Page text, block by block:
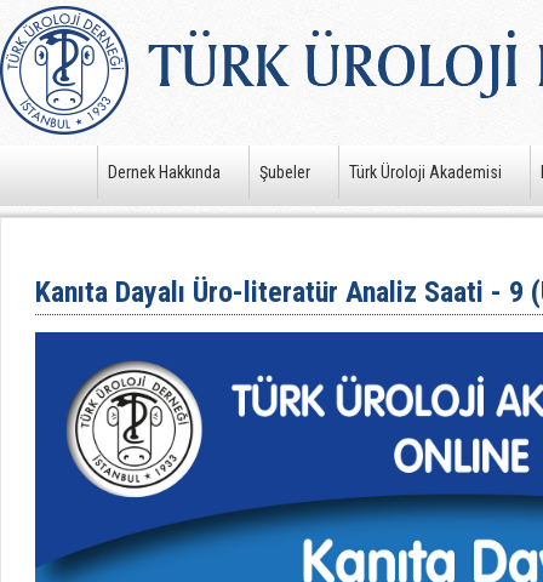
Dernek Hakkında Şubeler Türk Üroloji Akademisi
Kanıta Dayalı Üro-literatür Analiz Saati - 9